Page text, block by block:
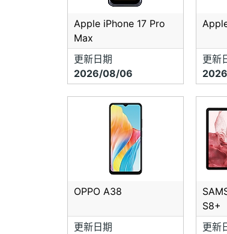
Apple iPhone 17 Pro
Max
更新日期
2026/08/06
更新
OPPO A38
更新日期
S8+
更新